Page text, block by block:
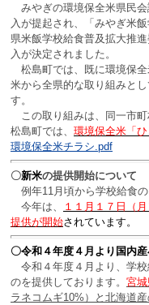
みやぎの環境保全米県民
入が提起され、「みやぎ米
県米飯学校給食普及拡大推
入が決定されました。
松島町では、既に環境保
米から全県的な取り組みと
す。
この取り組みは、同一市町
松島町では、 環境保全米「
環境保全米チラシ.pdf
〇新米の提供開始について
例年11月頃から学校給食の
今年は、
１１月１７日（
提供が開始されています。
〇令和４年度４月より国内
令和４年度４月より、学校
のを提供しております。 宮
ラネコムギ10%）と北海道